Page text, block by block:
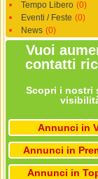
Tempo Libero (0)
Eventi / Feste (0)
News (0)
Vuoi
contatti
Scopri i nostri
Annunci in
Annunci in
Annunci in